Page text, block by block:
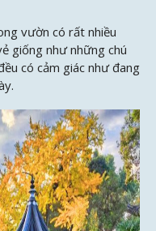
vườn có rất nhiều
giống như những chú
có cảm giác như đang